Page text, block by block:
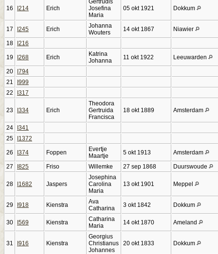
16 I214 Erich
Josefina
Maria
05 okt 1921 Dokkum
17 I245 Erich
Johanna
Wouters
14 okt 1867 Niawier
18 I216
19 I268 Erich
Katrina
Johanna
11 okt 1922 Leeuwarden
20
I794
21
I999
22
I317
23 I334 Erich
Theodora
Gertruida
Francisca
18 okt 1889 Amsterdam
24
I341
25
I1372
26 I374 Foppen
Evertje
Maartje
5 okt 1913 Amsterdam
27 I825 Friso Willemke 27 sep 1868 Duurswoude
28 I1682 Jaspers
Josephina
Carolina
Maria
13 okt 1901 Meppel
29 I918 Kienstra
Ava
Catharina
3 okt 1842 Dokkum
30 I569 Kienstra
Catharina
Maria
14 okt 1870 Ameland
31 I916 Kienstra
Georgius
Christianus
Johannes
20 okt 1833 Dokkum